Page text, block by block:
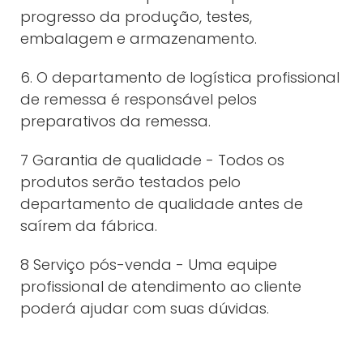
progresso da produção, testes,
embalagem e armazenamento.
6. O departamento de logística profissional
de remessa é responsável pelos
preparativos da remessa.
7 Garantia de qualidade - Todos os
produtos serão testados pelo
departamento de qualidade antes de
saírem da fábrica.
8 Serviço pós-venda - Uma equipe
profissional de atendimento ao cliente
poderá ajudar com suas dúvidas.